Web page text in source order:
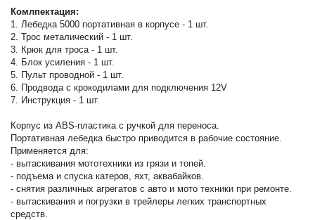
Комлпектация:
1. Лебедка 5000 портативная в корпусе - 1 шт.
2. Трос металический - 1 шт.
3. Крюк для троса - 1 шт.
4. Блок усиления - 1 шт.
5. Пульт проводной - 1 шт.
6. Продвода с крокодилами для подключения 12V
7. Инструкция - 1 шт.
Корпус из ABS-пластика с ручкой для переноса.
Портативная лебедка быстро приводится в рабочие состояние.
Применяется для:
- вытаскивания мототехники из грязи и топей.
- подъема и спуска катеров, яхт, аквабайков.
- снятия различных агрегатов с авто и мото техники при ремонте.
- вытаскивания и погрузки в трейлеры легких транспортных
средств.